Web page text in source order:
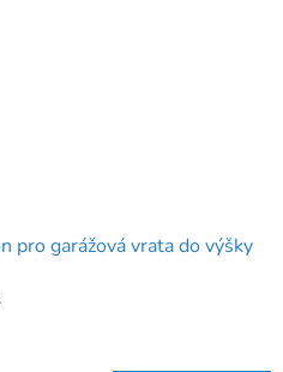
pro garážová vrata do výšky